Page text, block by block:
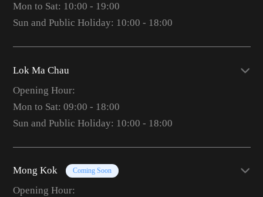
Mon to Sat: 10:00 - 19:00
Sun and Public Holiday: 10:00 - 18:00
Lok Ma Chau
Opening Hour:
Mon to Sat: 09:00 - 18:00
Sun and Public Holiday: 10:00 - 18:00
Mong Kok Coming Soon
Opening Hour: